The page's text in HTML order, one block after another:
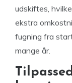
udskiftes,
ekstra
fugning fra
mange år.